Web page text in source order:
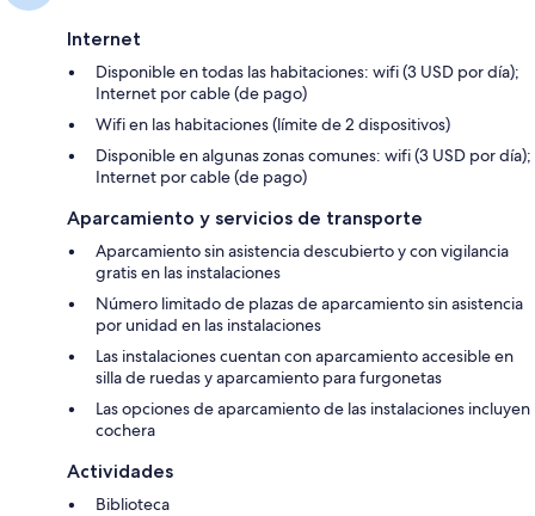
Internet
Disponible en todas las habitaciones: wifi (3 USD por día);
Internet por cable (de pago)
Wifi en las habitaciones (límite de 2 dispositivos)
Disponible en algunas zonas comunes: wifi (3 USD por día);
Internet por cable (de pago)
Aparcamiento y servicios de transporte
Aparcamiento sin asistencia descubierto y con vigilancia
gratis en las instalaciones
Número limitado de plazas de aparcamiento sin asistencia
por unidad en las instalaciones
Las instalaciones cuentan con aparcamiento accesible en
silla de ruedas y aparcamiento para furgonetas
Las opciones de aparcamiento de las instalaciones incluyen
cochera
Actividades
Biblioteca